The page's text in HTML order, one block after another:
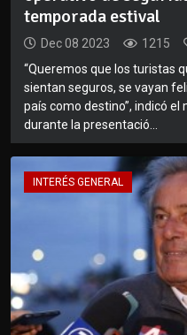
temporada estival
Dec 08 2023 1215
“Queremos que los turistas
sientan seguros, se vayan
país como destino”, indicó el
durante la presentació...
INTERÉS GENERAL